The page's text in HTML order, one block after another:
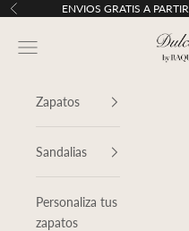
Ir al contenido
Anterior ENVIOS GRATIS A
Menú
Zapatos
Sandalias
Personaliza tus
zapatos